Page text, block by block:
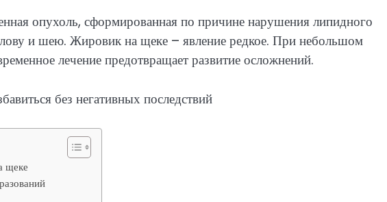
опухоль, сформированная по причине нарушения липидного
и шею. Жировик на щеке – явление редкое. При небольшом
лечение предотвращает развитие осложнений.
щеке